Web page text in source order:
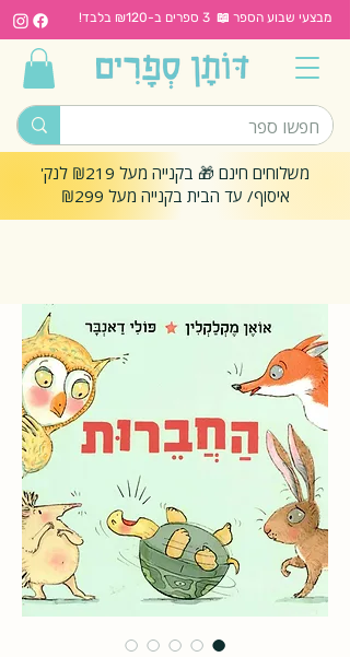
מבצעי שבוע הספר 📖 3 ספרים ב-₪120 בלבד!
משלוחים חינם 🎁 בקנייה מעל ₪219 לנק'
איסוף/ עד הבית בקנייה מעל ₪299